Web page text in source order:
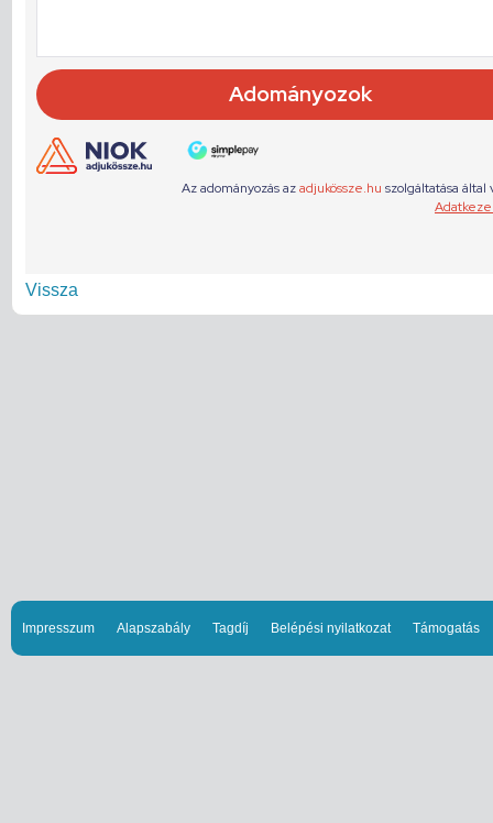
Vissza
Impresszum Alapszabály Tagdíj Belépési nyilatkozat Támogatás